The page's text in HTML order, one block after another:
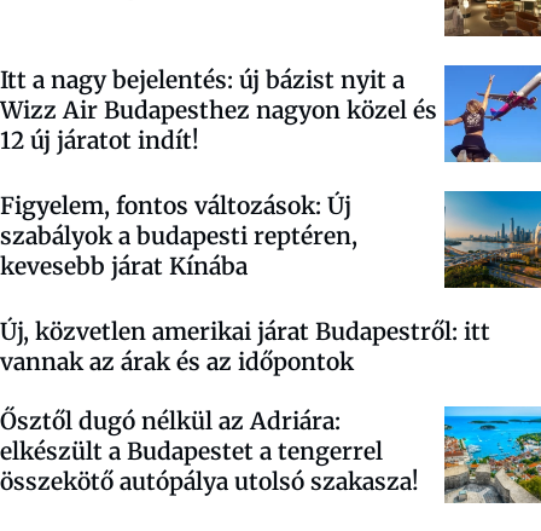
Itt a nagy bejelentés: új bázist nyit a
Wizz Air Budapesthez nagyon közel és
12 új járatot indít!
Figyelem, fontos változások: Új
szabályok a budapesti reptéren,
kevesebb járat Kínába
Új, közvetlen amerikai járat Budapestről: itt
vannak az árak és az időpontok
Ősztől dugó nélkül az Adriára:
elkészült a Budapestet a tengerrel
összekötő autópálya utolsó szakasza!